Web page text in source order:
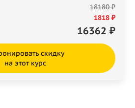
18180 ₽
1818 ₽
16362 ₽
скидку
на этот курс